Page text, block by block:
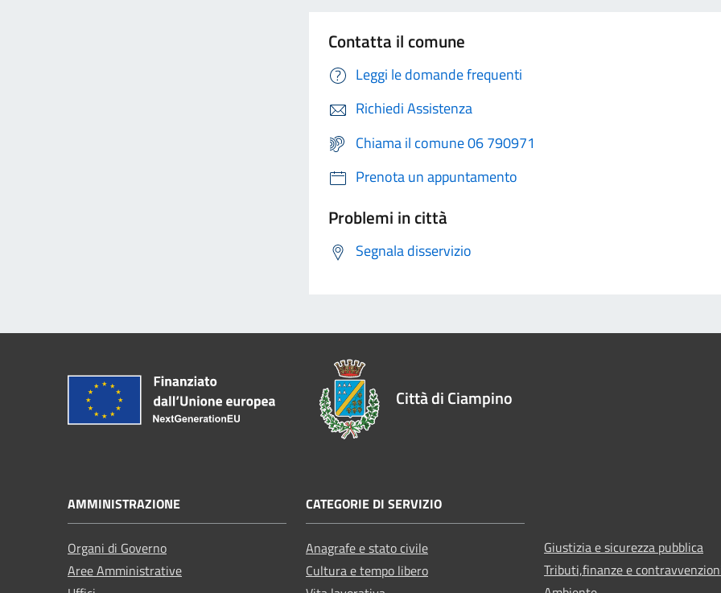
Contatta il comune
Leggi le domande frequenti
Richiedi Assistenza
Chiama il comune 06 790971
Prenota un appuntamento
Problemi in città
Segnala disservizio
Città di Ciampino
AMMINISTRAZIONE
Organi di Governo
Aree Amministrative
CATEGORIE DI SERVIZIO
Anagrafe e stato civile
Cultura e tempo libero
Giustizia e sicurezza pubblica
Tributi,finanze e